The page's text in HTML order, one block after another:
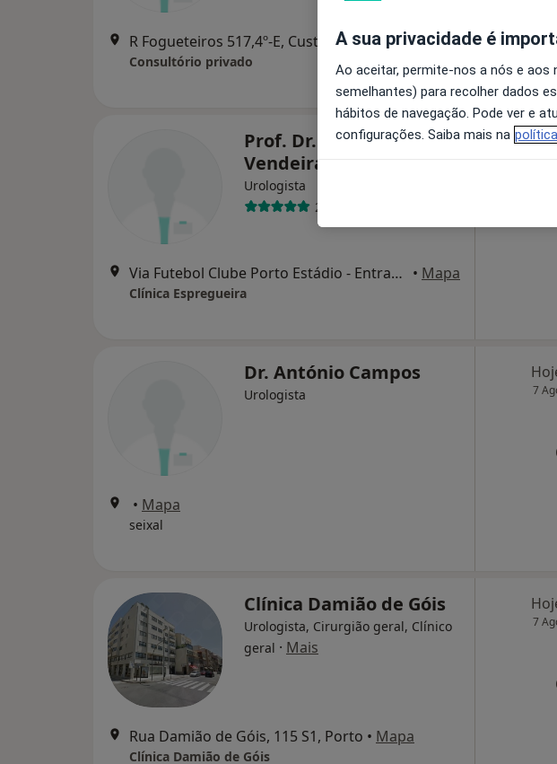
R Fogueteiros 517,4º-E, Custóias Mts• Mapa
Consultório privado
Prof. Dr. Pedro A
Vendeira
Urologista
2 opiniões
Via Futebol Clube Porto Estádio - Entrada Nascente, piso -3, Porto • Mapa
Clínica Espregueira
Dr. António Campos
Urologista
• Mapa
seixal
7
Clínica Damião de Góis
Urologista, Cirurgião geral, Clínico
geral · Mais
Rua Damião de Góis, 115 S1, Porto • Mapa
Clínica Damião de Góis
7
A sua privacidade é
Ao aceitar, permite-nos a nós e
semelhantes) para recolher dados
hábitos de navegação. Pode ver e
configurações. Saiba mais na